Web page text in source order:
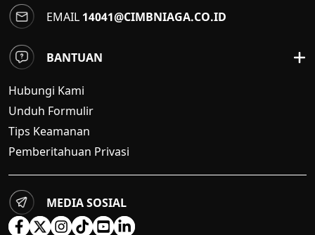
EMAIL 14041@CIMBNIAGA.CO.ID
BANTUAN
Hubungi Kami
Unduh Formulir
Tips Keamanan
Pemberitahuan Privasi
MEDIA SOSIAL